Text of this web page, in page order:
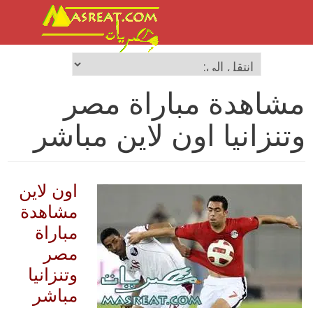
مشاهدة مباراة مصر
وتنزانيا اون لاين مباشر
اون لاين
مشاهدة
مباراة
مصر
وتنزانيا
مباشر